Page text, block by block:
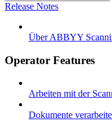
Release Notes
Über ABBYY
Operator Features
Arbeiten mit der
Dokumente